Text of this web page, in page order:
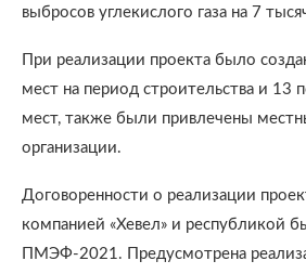
выбросов углекислого газа на 7
При реализации проекта было
мест на период строительства и 13
мест, также были привлечены
организации.
Договоренности о реализации
компанией «Хевел» и республикой
ПМЭФ-2021. Предусмотрена